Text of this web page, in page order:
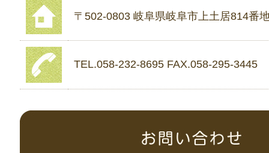
〒502-0803 岐阜県岐阜市上土居814番
TEL.058-232-8695 FAX.058-295-3445